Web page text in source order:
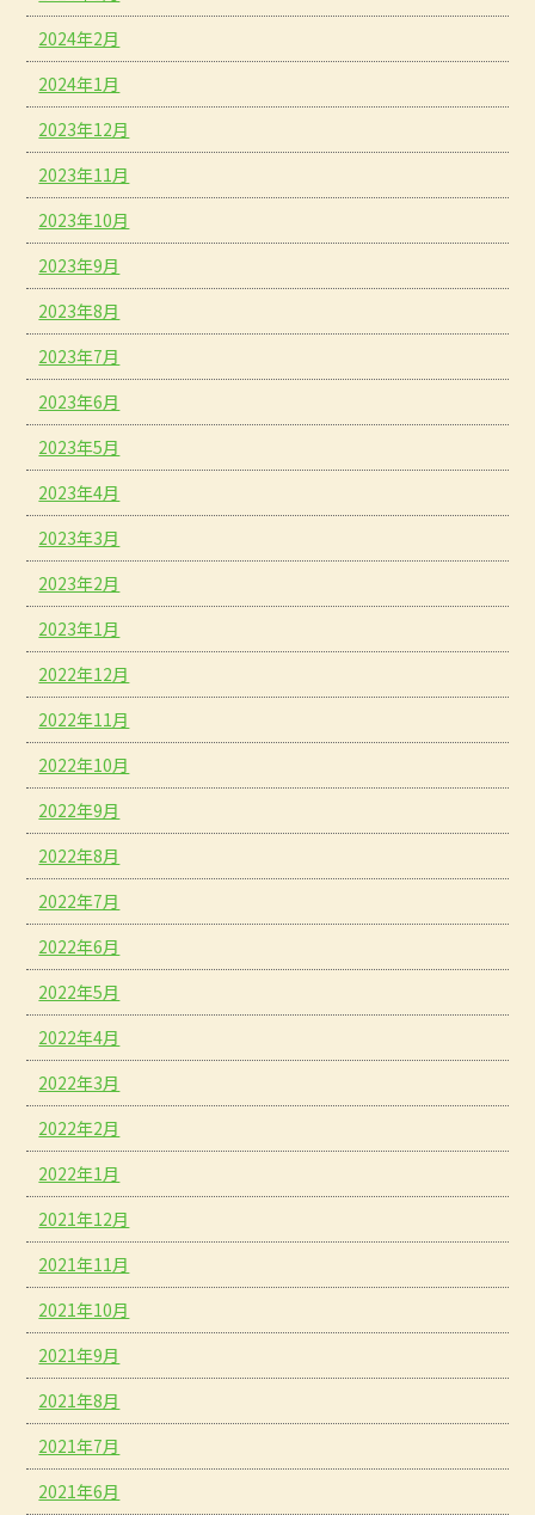
2024年2月
2024年1月
2023年12月
2023年11月
2023年10月
2023年9月
2023年8月
2023年7月
2023年6月
2023年5月
2023年4月
2023年3月
2023年2月
2023年1月
2022年12月
2022年11月
2022年10月
2022年9月
2022年8月
2022年7月
2022年6月
2022年5月
2022年4月
2022年3月
2022年2月
2022年1月
2021年12月
2021年11月
2021年10月
2021年9月
2021年8月
2021年7月
2021年6月